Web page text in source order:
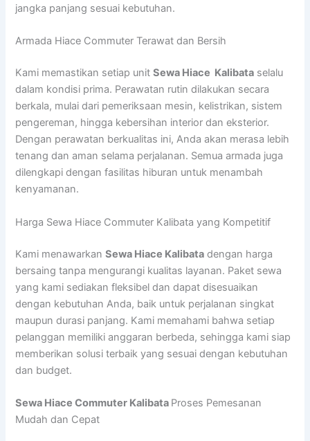
jangka panjang sesuai kebutuhan.
Armada Hiace Commuter Terawat dan Bersih
Kami memastikan setiap unitSewa Hiace Kalibata selalu
dalam kondisi prima. Perawatan rutin dilakukan secara
berkala, mulai dari pemeriksaan mesin, kelistrikan, sistem
pengereman, hingga kebersihan interior dan eksterior.
Dengan perawatan berkualitas ini, Anda akan merasa lebih
tenang dan aman selama perjalanan. Semua armada juga
dilengkapi dengan fasilitas hiburan untuk menambah
kenyamanan.
Harga Sewa Hiace Commuter Kalibata yang Kompetitif
Kami menawarkanSewa Hiace Kalibata dengan harga
bersaing tanpa mengurangi kualitas layanan. Paket sewa
yang kami sediakan fleksibel dan dapat disesuaikan
dengan kebutuhan Anda, baik untuk perjalanan singkat
maupun durasi panjang. Kami memahami bahwa setiap
pelanggan memiliki anggaran berbeda, sehingga kami siap
memberikan solusi terbaik yang sesuai dengan kebutuhan
dan budget.
Sewa Hiace Commuter Kalibata Proses Pemesanan
Mudah dan Cepat